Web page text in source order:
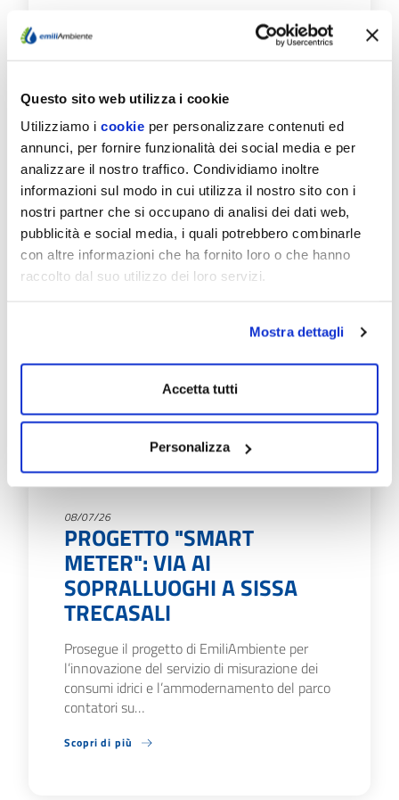
Questo sito web utilizza i cookie
Utilizziamo i cookie per personalizzare contenuti ed
annunci, per fornire funzionalità dei social media e per
analizzare il nostro traffico. Condividiamo inoltre
informazioni sul modo in cui utilizza il nostro sito con i
nostri partner che si occupano di analisi dei dati web,
pubblicità e social media, i quali potrebbero combinarle
con altre informazioni che ha fornito loro o che hanno
raccolto dal suo utilizzo dei loro servizi.
Mostra dettagli
Accetta tutti
Personalizza
09/07/26
FONTANELLATO E
SALSOMAGGIORE TERME:
IL 20 E 21/7 CHIUSURE
AGLI SPORTELLI
EmiliAmbiente informa che: Lunedì 20 luglio
Scopri di più
08/07/26
PROGETTO "SMART
METER": VIA AI
SOPRALLUOGHI A SISSA
TRECASALI
Prosegue il progetto di EmiliAmbiente per
l’innovazione del servizio di misurazione dei
consumi idrici e l’ammodernamento del parco
contatori su…
Scopri di più